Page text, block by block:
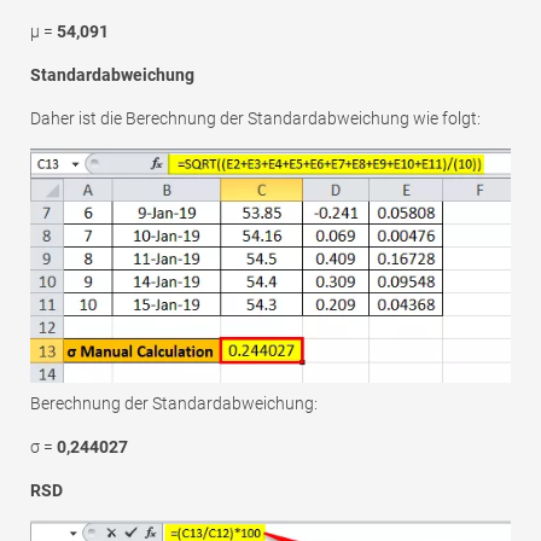
μ = 54,091
Standardabweichung
Daher ist die Berechnung der Standardabweichung wie folgt:
Berechnung der Standardabweichung:
σ = 0,244027
RSD